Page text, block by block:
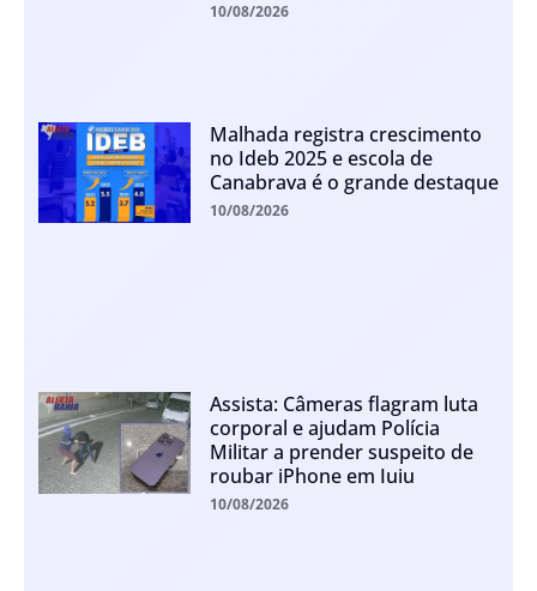
10/08/2026
Malhada registra crescimento
no Ideb 2025 e escola de
Canabrava é o grande destaque
10/08/2026
Assista: Câmeras flagram luta
corporal e ajudam Polícia
Militar a prender suspeito de
roubar iPhone em Iuiu
10/08/2026